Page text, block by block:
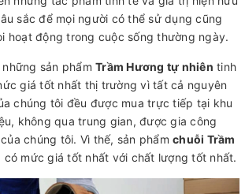
sắc để mọi người có thể sử dụng cũng
hoạt động trong cuộc sống thường ngày.
sản phẩm Trầm Hương tự nhiên tinh
giá tốt nhất thị trường vì tất cả nguyên
chúng tôi đều được mua trực tiếp tại khu
không qua trung gian, được gia công
chúng tôi. Vì thế, sản phẩm chuỗi Trầm
có mức giá tốt nhất với chất lượng tốt nhất.